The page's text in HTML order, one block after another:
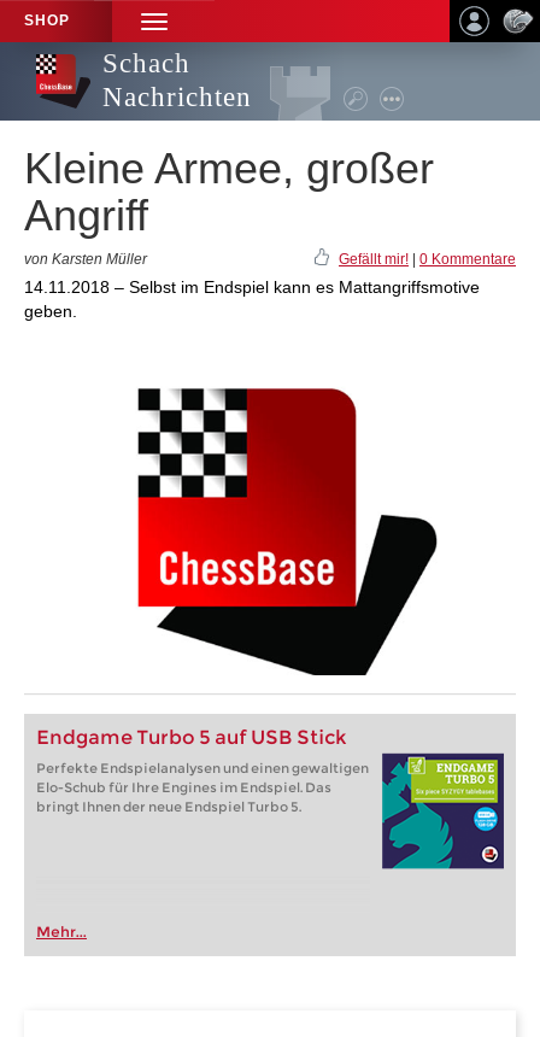
SHOP
TOGGLE
NAVIGATION
Schach
Nachrichten
Kleine Armee, großer
Angriff
von Karsten Müller Gefällt mir! 0 Kommentare
14.11.2018 – Selbst im Endspiel kann es Mattangriffsmotive
geben.
Endgame Turbo 5 auf USB Stick
Perfekte Endspielanalysen und einen gewaltigen
Elo-Schub für Ihre Engines im Endspiel. Das
bringt Ihnen der neue Endspiel Turbo 5.
Mehr...